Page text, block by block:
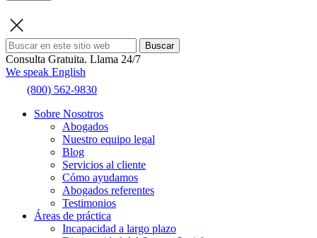
Buscar
Consulta Gratuita. Llama 24/7
We speak English
(800) 562-9830
Sobre Nosotros
Abogados
Nuestro equipo legal
Blog
Servicios al cliente
Cómo ayudamos
Abogados referentes
Testimonios
Áreas de práctica
Incapacidad a largo plazo